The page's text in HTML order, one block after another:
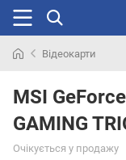
раніше
Відеокарти
MSI
GAMING
Очікується у продажу